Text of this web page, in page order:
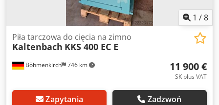
1 /8
Böhmenkirch 746 km
Piła tarczowa do cięcia na zimno
Kaltenbach KKS 400 EC E
11 900 €
SK plus VAT
Zapytania Zadzwoń